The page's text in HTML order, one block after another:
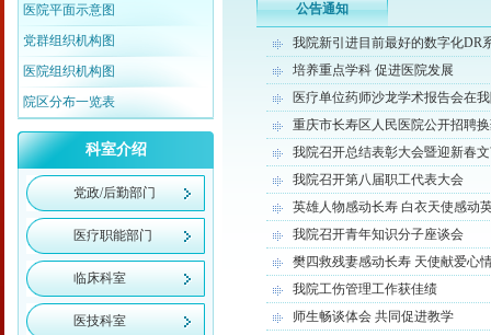
医院平面示意图
党群组织机构图
医院组织机构图
院区分布一览表
科室介绍
党政/后勤部门
医疗职能部门
临床科室
医技科室
公告通知
我院新引进目前最好的数字化DR
培养重点学科 促进医院发展
医疗单位药师沙龙学术报告会在
重庆市长寿区人民医院公开招聘
我院召开总结表彰大会暨迎新春
我院召开第八届职工代表大会
英雄人物感动长寿 白衣天使感动
我院召开青年知识分子座谈会
樊四救残妻感动长寿 天使献爱心
我院工伤管理工作获佳绩
师生畅谈体会 共同促进教学